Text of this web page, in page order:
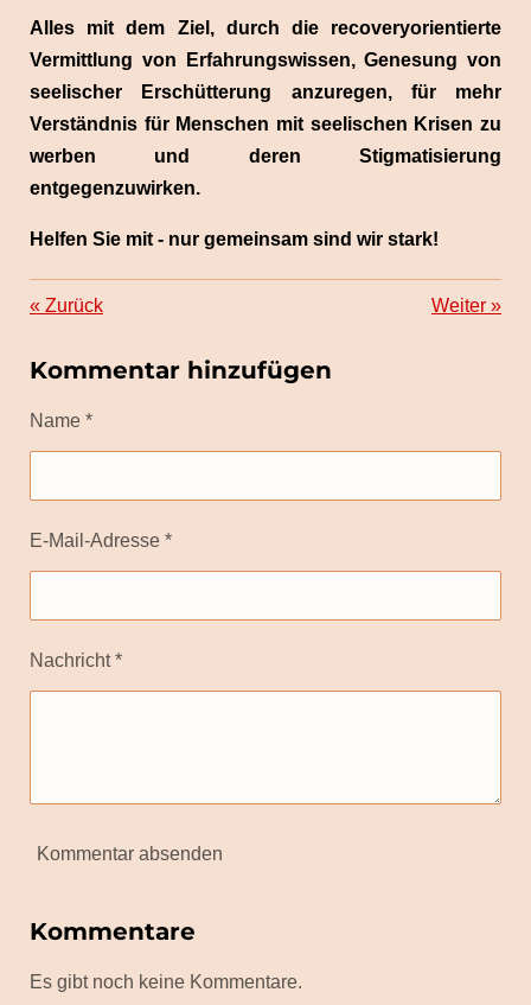
Alles mit dem Ziel, durch die recoveryorientierte
Vermittlung von Erfahrungswissen, Genesung von
seelischer Erschütterung anzuregen, für mehr
Verständnis für Menschen mit seelischen Krisen zu
werben und deren Stigmatisierung
entgegenzuwirken.
Helfen Sie mit - nur gemeinsam sind wir stark!
« Zurück Weiter »
Kommentar hinzufügen
Name *
E-Mail-Adresse *
Nachricht *
Kommentar absenden
Kommentare
Es gibt noch keine Kommentare.